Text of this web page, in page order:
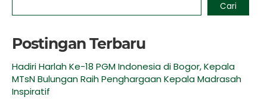
Cari
Postingan Terbaru
Hadiri Harlah Ke-18 PGM Indonesia di Bogor, Kepala
MTsN Bulungan Raih Penghargaan Kepala Madrasah
Inspiratif